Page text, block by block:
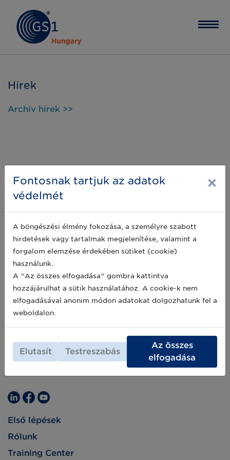
Hírek
Archív hírek >>
Első lépések
Rólunk
Training Center
Fontosnak tartjuk az adatok
védelmét
×
A böngészési élmény fokozása, a személyre szabott
hirdetések vagy tartalmak megjelenítése, valamint a
forgalom elemzése érdekében sütiket (cookie)
használunk.
A "Az összes elfogadása" gombra kattintva
hozzájárulhat a sütik használatához. A cookie-k nem
elfogadásával anonim módon adatokat dolgozhatunk fel a
weboldalon.
Elutasít Testreszabás
Az összes
elfogadása